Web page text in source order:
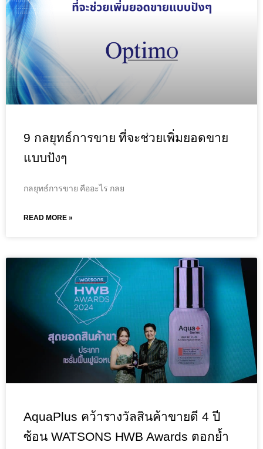
9 กลยุทธ์การขาย ที่จะช่วยเพิ่มยอดขาย
แบบปังๆ
กลยุทธ์การขาย คืออะไร กลย
READ MORE »
AquaPlus คว้ารางวัลสินค้าขายดี 4 ปี
ซ้อน WATSONS HWB Awards ตอกย้ำ